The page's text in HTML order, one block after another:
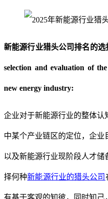
新能源行业猎头公司排名的选
selection and evaluation of
new energy industry:
企业对于新能源行业的整体
中某个产业链区的定位，企业
以及新能源行业现阶段人才
择何种新能源行业的猎头公司
有基于客观的知彼，同时知己